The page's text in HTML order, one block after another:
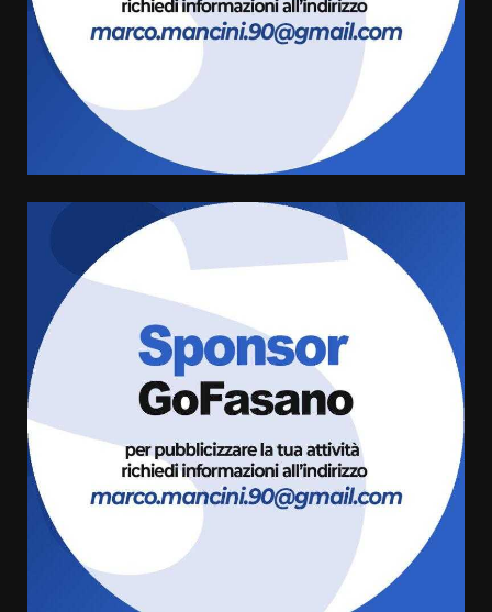
6 Agosto 2026 06:20
La magia del Minareto e la prima
assoluta de “L’Albergo
Belvedere. Il rapimento”
Serie D, l’Us Fasano è escluso
dal campionato
5 Agosto 2026 17:30
Truffatori in azione nelle
frazioni fasanesi
5 Agosto 2026 11:03
Residenti di Savelletri scrivono
al Prefetto: “Noi cittadini di
serie B”
5 Agosto 2026 06:15
Carta d’identità: continua il piano